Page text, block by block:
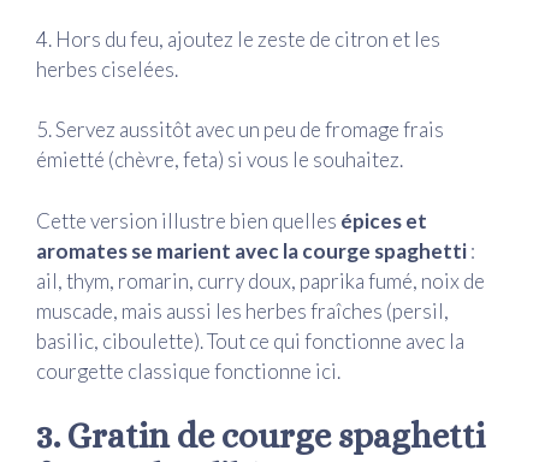
4. Hors du feu, ajoutez le zeste de citron et les
herbes ciselées.
5. Servez aussitôt avec un peu de fromage frais
émietté (chèvre, feta) si vous le souhaitez.
Cette version illustre bien quelles épices et
aromates se marient avec la courge spaghetti:
ail, thym, romarin, curry doux, paprika fumé, noix de
muscade, mais aussi les herbes fraîches (persil,
basilic, ciboulette). Tout ce qui fonctionne avec la
courgette classique fonctionne ici.
3. Gratin de courge spaghetti